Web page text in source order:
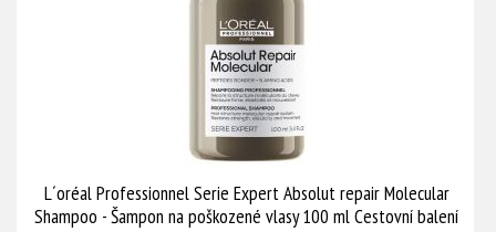
L´oréal Professionnel Serie Expert Absolut repair Molecular
Shampoo - Šampon na poškozené vlasy 100 ml Cestovní balení